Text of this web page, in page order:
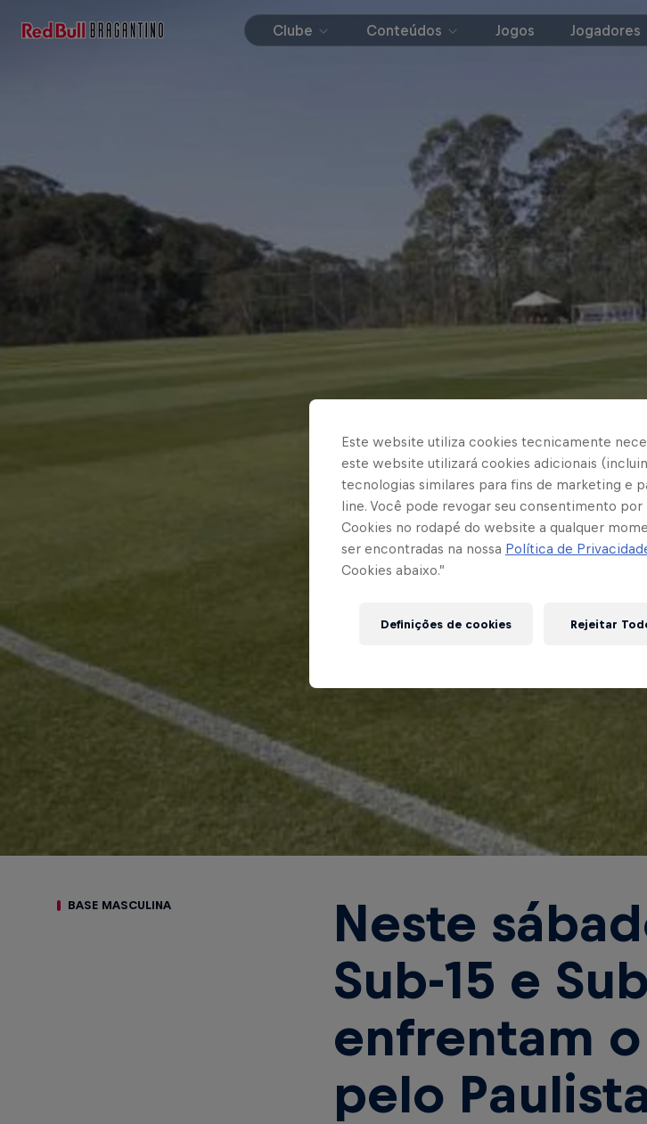
Clube Conteúdos Jogos Jogadores
BASE MASCULINA
Neste
Sub-15 e
enfrentam
pelo
Este website utiliza cookies tecnicamente
este website utilizará cookies adicionais
tecnologias similares para fins de marketing e
line. Você pode revogar seu consentimento por
Cookies no rodapé do website a qualquer
ser encontradas na nossa Política de
Cookies abaixo.”
Definições de cookies Rejeitar